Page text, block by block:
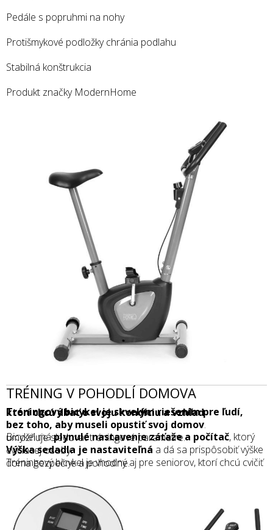
Pedále s popruhmi na nohy
Protišmykové podložky chránia podlahu
Stabilná konštrukcia
Produkt značky ModernHome
TRÉNING V POHODLÍ DOMOVA
Tréningový bicykel je skvelým riešením pre ľudí, ktorí chcú dbať o svoju kondíciu a vzhľad
bez toho, aby museli opustiť svoj domov.
Bicykel máplynulé nastavenie záťaže a počítač
, ktorý umožňuje sledovať tréningové parametre.
Výška sedadla je nastaviteľná
a dá sa prispôsobiť výške cvičiacej osoby.
Tréningový bicykel je vhodný aj pre seniorov, ktorí chcú cvičiť doma bezpečne a pohodlne.